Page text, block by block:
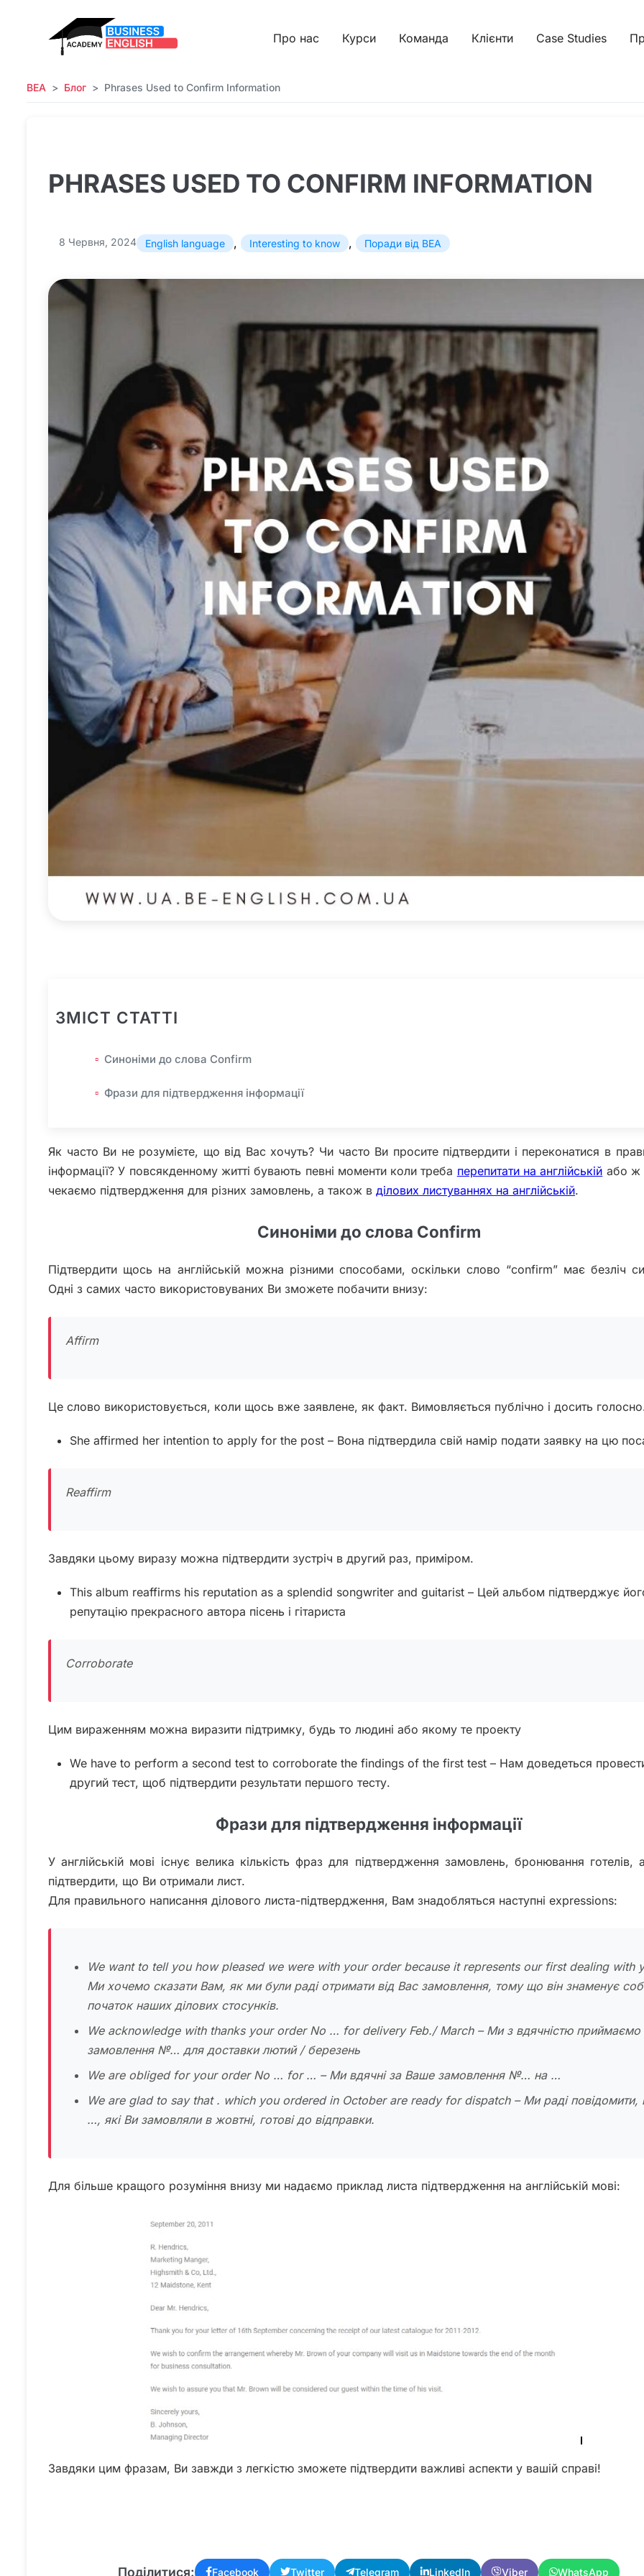
Про нас Курси Команда Клієнти Case Studies
BEA Блог Phrases Used to Confirm Information
PHRASES USED TO CONFIRM INFORMATION
8 Червня, 2024 English language , Interesting to know , Поради від BEA
ЗМІСТ СТАТТІ
Синоніми до слова Confirm
Фрази для підтвердження інформації
Як часто Ви не розумієте, що від Вас хочуть? Чи часто Ви просите підтвердити і переконатися в
інформації? У повсякденному житті бувають певні моменти коли треба перепитати на англійській або ж
чекаємо підтвердження для різних замовлень, а також в ділових листуваннях на англійській.
Синоніми до слова Confirm
Підтвердити щось на англійській можна різними способами, оскільки слово “confirm” має безліч
Одні з самих часто використовуваних Ви зможете побачити внизу:
Affirm
Це слово використовується, коли щось вже заявлене, як факт. Вимовляється публічно і досить
She affirmed her intention to apply for the post – Вона підтвердила свій намір подати заявку на цю
Reaffirm
Завдяки цьому виразу можна підтвердити зустріч в другий раз, приміром.
This album reaffirms his reputation as a splendid songwriter and guitarist – Цей альбом підтверджує
репутацію прекрасного автора пісень і гітариста
Corroborate
Цим вираженням можна виразити підтримку, будь то людині або якому те проекту
We have to perform a second test to corroborate the findings of the first test – Нам доведеться
другий тест, щоб підтвердити результати першого тесту.
Фрази для підтвердження інформації
У англійській мові існує велика кількість фраз для підтвердження замовлень, бронювання готелів,
підтвердити, що Ви отримали лист.
Для правильного написання ділового листа-підтвердження, Вам знадобляться наступні expressions:
We want to tell you how pleased we were with your order because it represents our first dealing with
Ми хочемо сказати Вам, як ми були раді отримати від Вас замовлення, тому що він знаменує
початок наших ділових стосунків.
We acknowledge with thanks your order No … for delivery Feb./ March – Ми з вдячністю
замовлення №… для доставки лютий / березень
We are obliged for your order No … for … – Ми вдячні за Ваше замовлення №… на …
We are glad to say that . which you ordered in October are ready for dispatch – Ми раді повідомити,
…, які Ви замовляли в жовтні, готові до відправки.
Для більше кращого розуміння внизу ми надаємо приклад листа підтвердження на англійській мові:
Завдяки цим фразам, Ви завжди з легкістю зможете підтвердити важливі аспекти у вашій справі!
Поділитися: Facebook Twitter Telegram LinkedIn Viber WhatsApp